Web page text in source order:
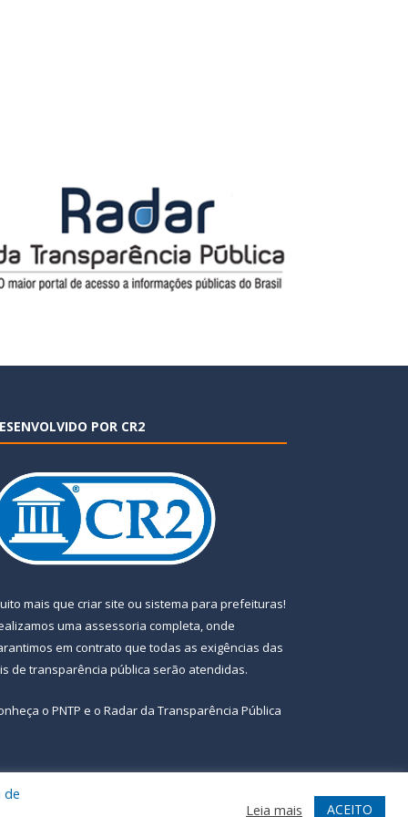
POR CR2
mais que criar site ou sistema para prefeituras!
uma assessoria completa, onde
em contrato que todas as exigências das
de transparência pública serão atendidas.
o PNTP e o Radar da Transparência Pública
Acessar Webmail
de
Leia mais ACEITO